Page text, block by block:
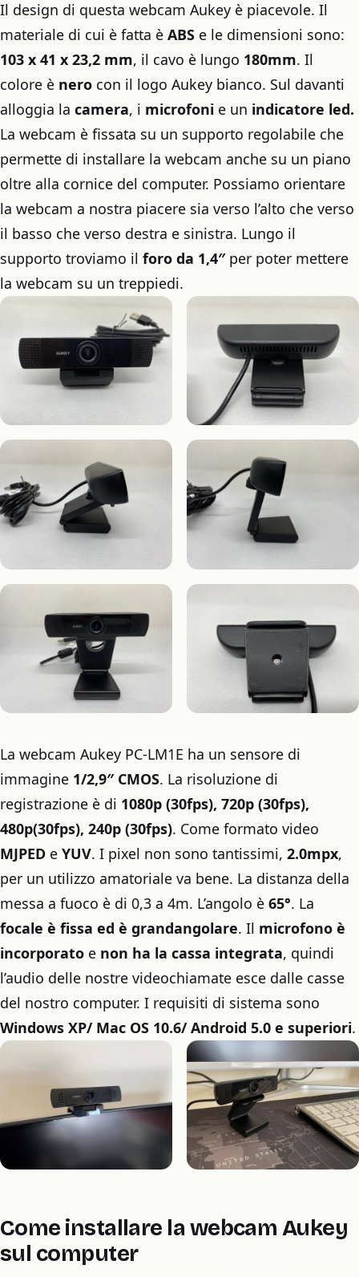
Il design di questa webcam Aukey è piacevole. Il
materiale di cui è fatta è ABS e le dimensioni sono:
103 x 41 x 23,2 mm, il cavo è lungo 180mm. Il
colore è nero con il logo Aukey bianco. Sul davanti
alloggia la camera, i microfoni e un indicatore led.
La webcam è fissata su un supporto regolabile che
permette di installare la webcam anche su un piano
oltre alla cornice del computer. Possiamo orientare
la webcam a nostra piacere sia verso l’alto che verso
il basso che verso destra e sinistra. Lungo il
supporto troviamo il foro da 1,4″per poter mettere
la webcam su un treppiedi.
La webcam Aukey PC-LM1E ha un sensore di
immagine 1/2,9″ CMOS. La risoluzione di
registrazione è di 1080p (30fps), 720p (30fps),
480p(30fps), 240p (30fps). Come formato video
MJPED e YUV. I pixel non sono tantissimi, 2.0mpx,
per un utilizzo amatoriale va bene. La distanza della
messa a fuoco è di 0,3 a 4m. L’angolo è 65°. La
focale è fissa ed è grandangolare. Il microfono è
incorporato e non ha la cassa integrata, quindi
l’audio delle nostre videochiamate esce dalle casse
del nostro computer. I requisiti di sistema sono
Windows XP/ Mac OS 10.6/ Android 5.0 e superiori.
Come installare la webcam Aukey
sul computer